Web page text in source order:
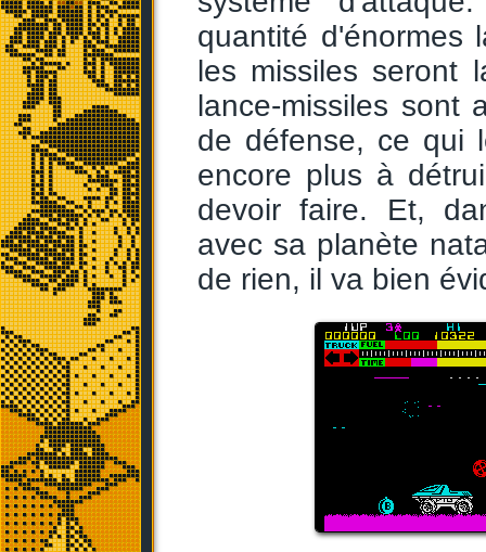
quantité d'énormes
les missiles seront
lance-missiles sont
de défense, ce qui
encore plus à
devoir faire. Et,
avec sa planète
de rien, il va bien